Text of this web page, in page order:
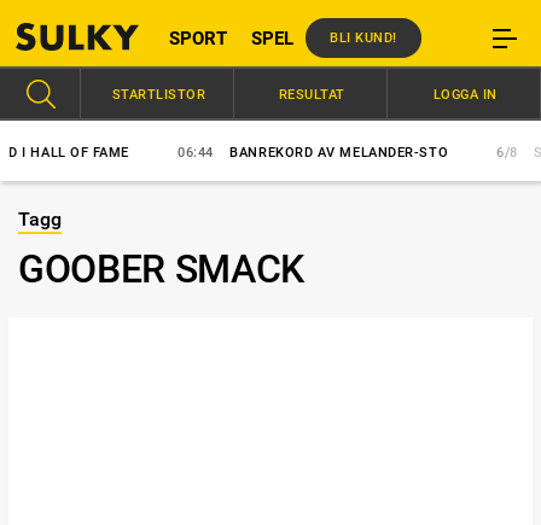
SPORT SPEL BLI KUND!
OF FAME 06:44 BANREKORD AV MELANDER-STO
STARTLISTOR RESULTAT LOGGA IN
Tagg
GOOBER SMACK